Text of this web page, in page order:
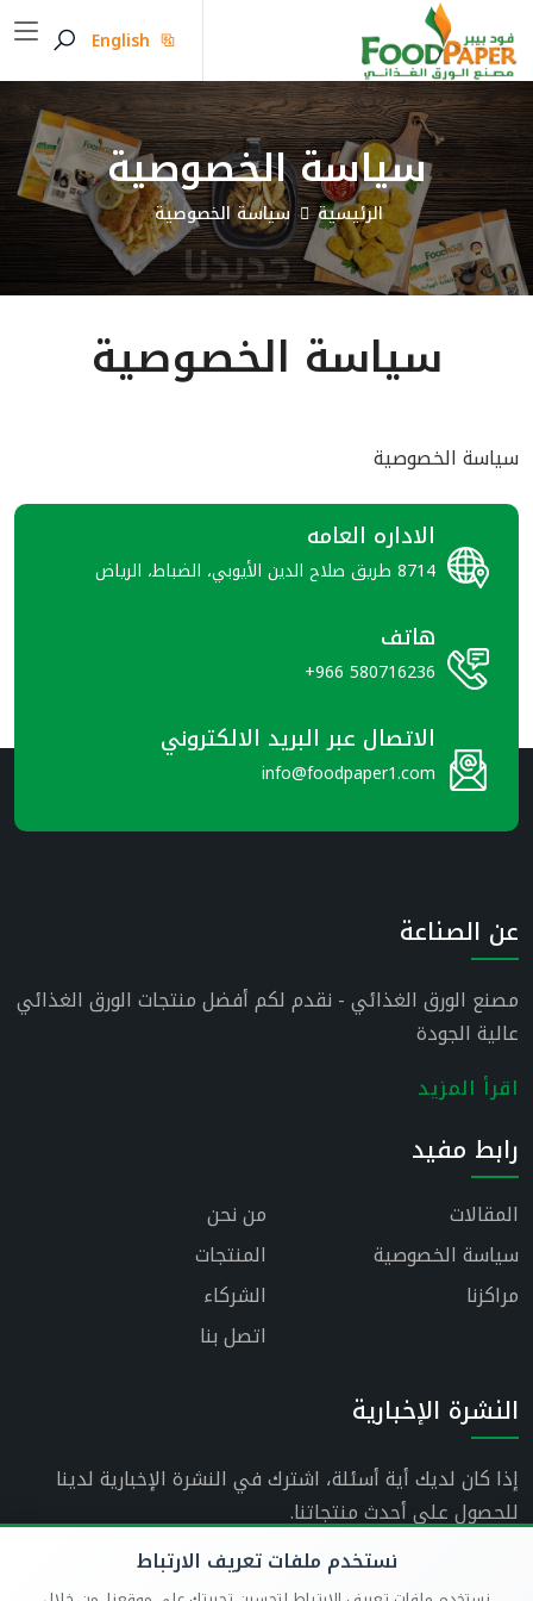
English
سياسة الخصوصية
الرئيسية سياسة الخصوصية
سياسة الخصوصية
سياسة الخصوصية
الاداره العامه
8714 طريق صلاح الدين الأيوبي، الضباط، الرياض
هاتف
+966 580716236
الاتصال عبر البريد الالكتروني
info@foodpaper1.com
عن الصناعة
مصنع الورق الغذائي - نقدم لكم أفضل منتجات الورق الغذائي
عالية الجودة
اقرأ المزيد
رابط مفيد
من نحن
المقالات
المنتجات
سياسة الخصوصية
الشركاء
مراكزنا
اتصل بنا
النشرة الإخبارية
إذا كان لديك أية أسئلة، اشترك في النشرة الإخبارية لدينا
للحصول على أحدث منتجاتنا.
نستخدم ملفات تعريف الارتباط